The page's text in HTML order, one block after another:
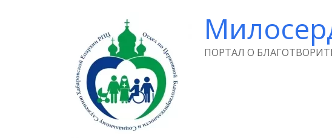
ПОРТАЛ О